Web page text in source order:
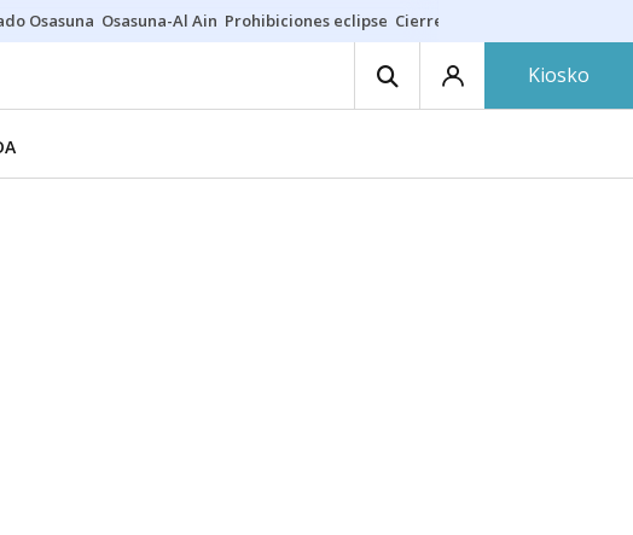
Osasuna Osasuna-Al Ain Prohibiciones eclipse Cierre cosmética
Kiosko